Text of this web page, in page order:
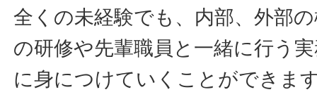
全くの未経験でも、内部、外部
の研修や先輩職員と一緒に行う
に身につけていくことができま